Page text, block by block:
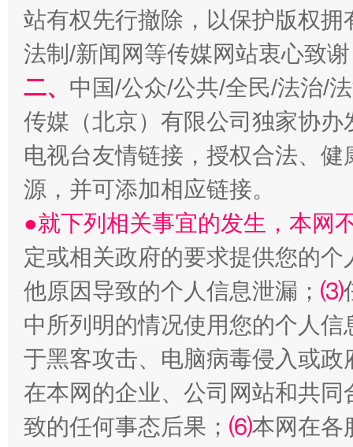
揭开“小金库”的免责幌子
受贿1.44亿！段成刚被判无期 从幼
站有权先行撤除，以保护版权
法制/新闻网等传媒网站衷心致
二、 中国/公众/公共/全民/法治/
传媒（北京）有限公司独家协
电视台友情链接，授权合法、
源，并可添加相应链接。
●就下列相关事宜的发生，本网
定或相关政府的要求提供您的个
他原因导致的个人信息泄漏； ⑶
中所列明的情况使用您的个人
于黑客攻击、电脑病毒侵入或
在本网的企业、公司网站和共
致的任何事态后果； ⑹本网在各